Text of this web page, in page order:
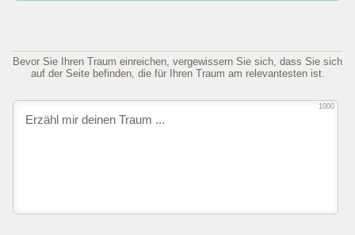
Bevor Sie Ihren Traum einreichen, vergewissern Sie sich, dass Sie sich
auf der Seite befinden, die für Ihren Traum am relevantesten ist.
1000